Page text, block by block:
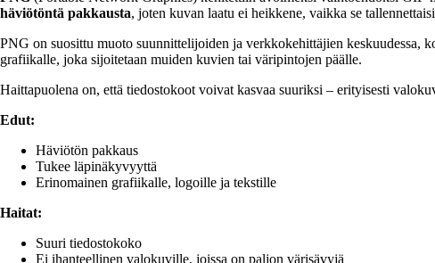
häviötöntä pakkausta, joten kuvan laatu ei heikkene, vaikka se
PNG on suosittu muoto suunnittelijoiden ja verkkokehittäjien keskuudessa,
grafiikalle, joka sijoitetaan muiden kuvien tai väripintojen päälle.
Haittapuolena on, että tiedostokoot voivat kasvaa suuriksi – erityisesti
Edut:
Häviötön pakkaus
Tukee läpinäkyvyyttä
Erinomainen grafiikalle, logoille ja tekstille
Haitat:
Suuri tiedostokoko
Ei ihanteellinen valokuville, joissa on paljon värisävyjä